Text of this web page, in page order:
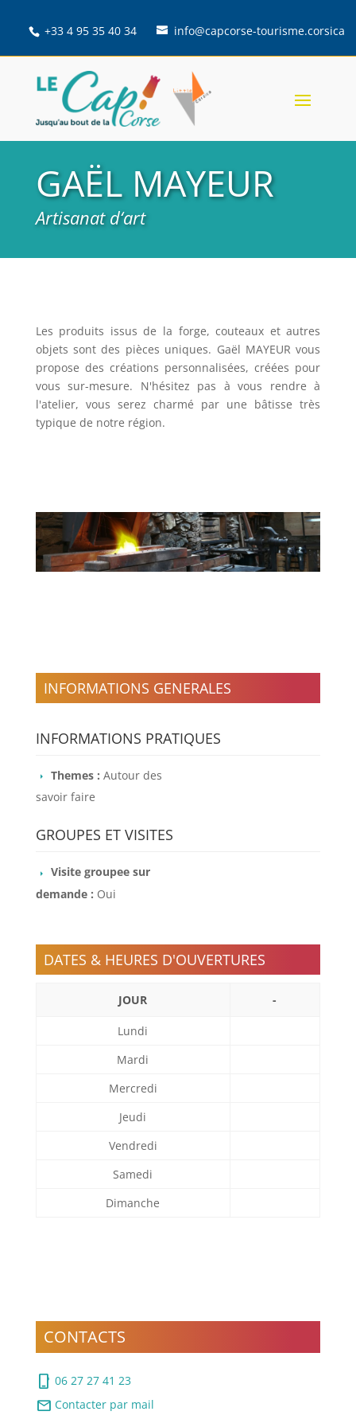
+33 4 95 35 40 34 info@capcorse-tourisme.corsica
GAËL MAYEUR
Artisanat d‘art
Les produits issus de la forge, couteaux et autres
objets sont des pièces uniques. Gaël MAYEUR vous
propose des créations personnalisées, créées pour
vous sur-mesure. N'hésitez pas à vous rendre à
l'atelier, vous serez charmé par une bâtisse très
typique de notre région.
INFORMATIONS GENERALES
INFORMATIONS PRATIQUES
Themes : Autour des
savoir faire
GROUPES ET VISITES
Visite groupee sur
demande : Oui
DATES & HEURES D'OUVERTURES
JOUR -
Lundi
Mardi
Mercredi
Jeudi
Vendredi
Samedi
Dimanche
CONTACTS
phone_iphone 06 27 27 41 23
mail Contacter par mail